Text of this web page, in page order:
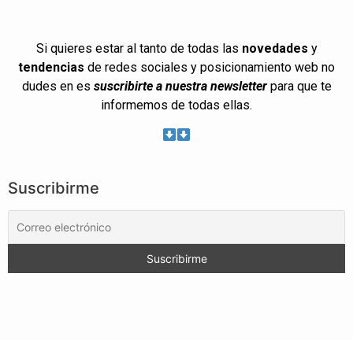
Si quieres estar al tanto de todas las novedades y
tendencias de redes sociales y posicionamiento web no
dudes en es suscribirte a nuestra newsletterpara que te
informemos de todas ellas.
Suscribirme